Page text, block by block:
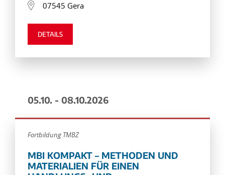
07545 Gera
DETAILS
05.10. - 08.10.2026
Fortbildung TMBZ
MBI KOMPAKT – METHODEN UND
MATERIALIEN FÜR EINEN